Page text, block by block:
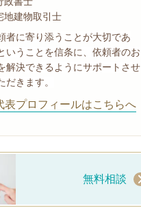
地建物取引士
者に寄り添うことが大切であ
いうことを信条に、依頼者のお
解決できるようにサポートさせ
だきます。
表プロフィールはこちらへ
無料相談